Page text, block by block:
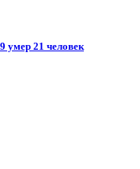
умер 21 человек